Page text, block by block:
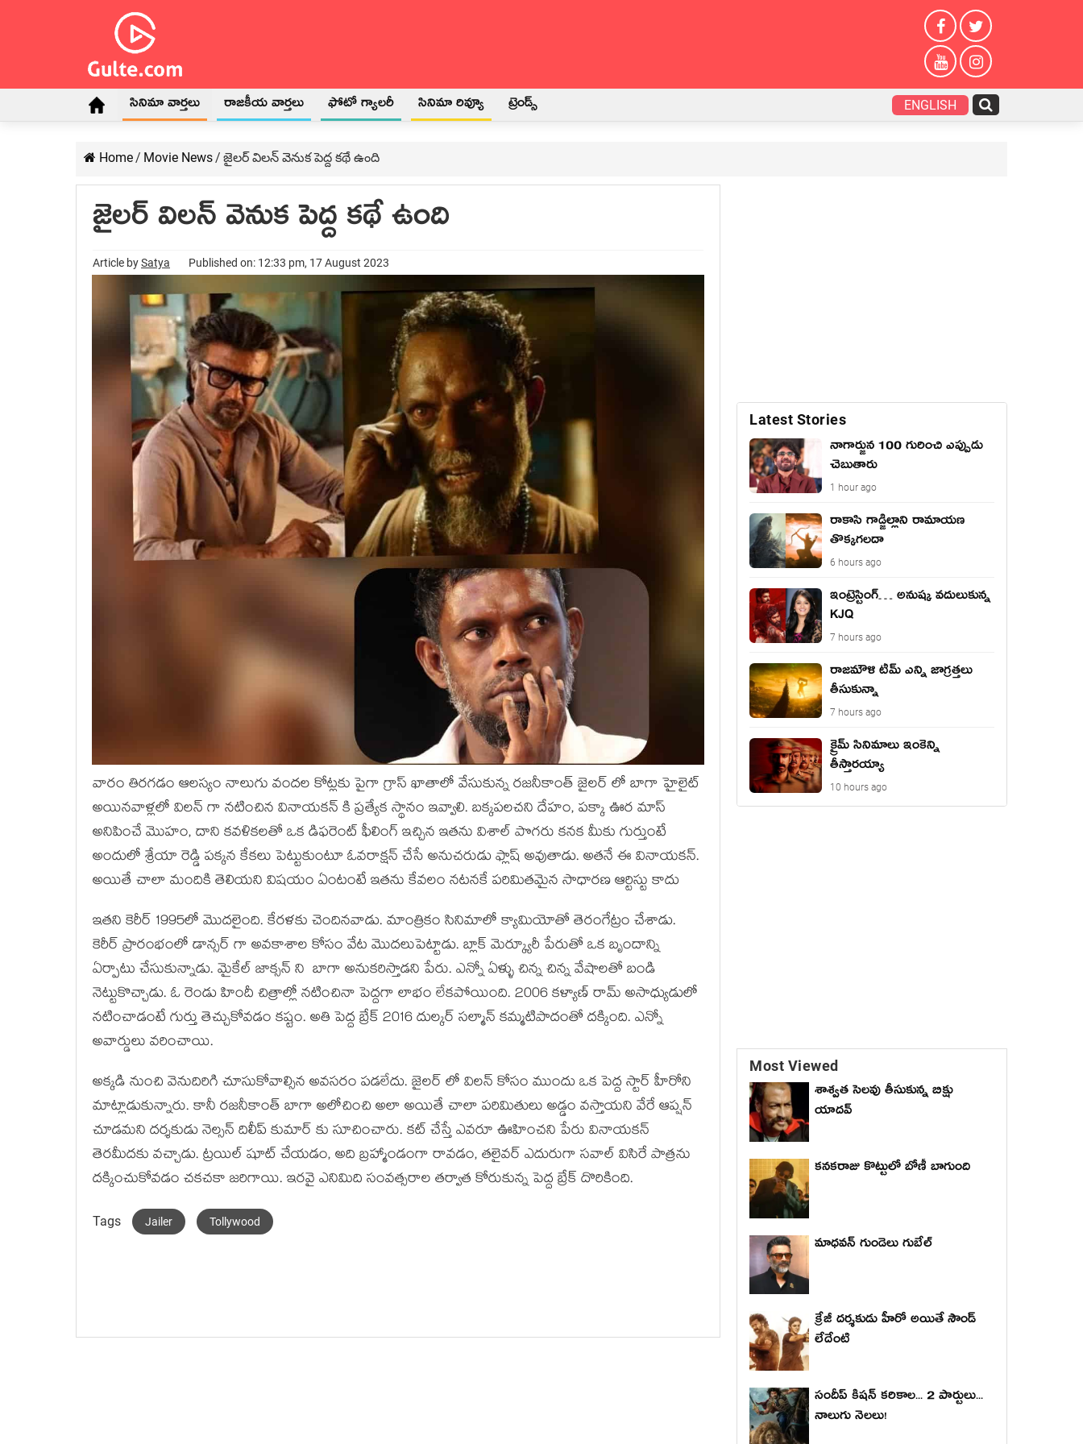
సినిమా వార్తలు రాజకీయ వార్తలు ఫోటో గ్యాలరీ సినిమా రివ్యూ ట్రెండ్స్ ENGLISH
Home/ Movie News/ జైలర్ విలన్ వెనుక పెద్ద కథే ఉంది
జైలర్ విలన్ వెనుక పెద్ద కథే ఉంది
Article bySatya Published on: 12:33 pm, 17 August 2023
వారం తిరగడం ఆలస్యం నాలుగు వందల కోట్లకు పైగా గ్రాస్ ఖాతాలో వేసుకున్న రజనీకాంత్ జైలర్ లో బాగా హైలైట్
అయినవాళ్లలో విలన్ గా నటించిన వినాయకన్ కి ప్రత్యేక స్థానం ఇవ్వాలి. బక్కపలచని దేహం, పక్కా ఊర మాస్
అనిపించే మొహం, దాని కవళికలతో ఒక డిఫరెంట్ ఫీలింగ్ ఇచ్చిన ఇతను విశాల్ పొగరు కనక మీకు గుర్తుంటే
అందులో శ్రేయా రెడ్డి పక్కన కేకలు పెట్టుకుంటూ ఓవరాక్షన్ చేసే అనుచరుడు ఫ్లాష్ అవుతాడు. అతనే ఈ వినాయకన్.
అయితే చాలా మందికి తెలియని విషయం ఏంటంటే ఇతను కేవలం నటనకే పరిమితమైన సాధారణ ఆర్టిస్టు కాదు
ఇతని కెరీర్ 1995లో మొదలైంది. కేరళకు చెందినవాడు. మాంత్రికం సినిమాలో క్యామియోతో తెరంగేట్రం చేశాడు.
కెరీర్ ప్రారంభంలో డాన్సర్ గా అవకాశాల కోసం వేట మొదలుపెట్టాడు. బ్లాక్ మెర్క్యూరీ పేరుతో ఒక బృందాన్ని
ఏర్పాటు చేసుకున్నాడు. మైకేల్ జాక్సన్ ని బాగా అనుకరిస్తాడని పేరు. ఎన్నో ఏళ్ళు చిన్న చిన్న వేషాలతో బండి
నెట్టుకొచ్చాడు. ఓ రెండు హిందీ చిత్రాల్లో నటించినా పెద్దగా లాభం లేకపోయింది. 2006 కళ్యాణ్ రామ్ అసాధ్యుడులో
నటించాడంటే గుర్తు తెచ్చుకోవడం కష్టం. అతి పెద్ద బ్రేక్ 2016 దుల్కర్ సల్మాన్ కమ్మటిపాదంతో దక్కింది. ఎన్నో
అవార్డులు వరించాయి.
అక్కడి నుంచి వెనుదిరిగి చూసుకోవాల్సిన అవసరం పడలేదు. జైలర్ లో విలన్ కోసం ముందు ఒక పెద్ద స్టార్ హీరోని
మాట్లాడుకున్నారు. కానీ రజనీకాంత్ బాగా అలోచించి అలా అయితే చాలా పరిమితులు అడ్డం వస్తాయని వేరే ఆప్షన్
చూడమని దర్శకుడు నెల్సన్ దిలీప్ కుమార్ కు సూచించారు. కట్ చేస్తే ఎవరూ ఊహించని పేరు వినాయకన్
తెరమీదకు వచ్చాడు. ట్రయిల్ షూట్ చేయడం, అది బ్రహ్మాండంగా రావడం, తలైవర్ ఎదురుగా సవాల్ విసిరే పాత్రను
దక్కించుకోవడం చకచకా జరిగాయి. ఇరవై ఎనిమిది సంవత్సరాల తర్వాత కోరుకున్న పెద్ద బ్రేక్ దొరికింది.
Tags Jailer Tollywood
Latest Stories
నాగార్జున 100 గురించి ఎప్పుడు
చెబుతారు
1 hour ago
రాకాసి గాడ్జిల్లాని రామాయణ
తొక్కగలదా
6 hours ago
ఇంట్రెస్టింగ్… అనుష్క వదులుకున్న
KJQ
7 hours ago
రాజమౌళి టీమ్ ఎన్ని జాగ్రత్తలు
తీసుకున్నా
7 hours ago
క్రైమ్ సినిమాలు ఇంకెన్ని
తీస్తారయ్యా
10 hours ago
Most Viewed
శాశ్వత సెలవు తీసుకున్న బిక్షు
యాదవ్
కనకరాజు కొట్టులో బోణీ బాగుంది
మాధ‌వ‌న్ గుండెలు గుబేల్‌
క్రేజీ దర్శకుడు హీరో అయితే సౌండ్
లేదేంటి
సందీప్ కిషన్ కరికాల... 2 పార్టులు...
నాలుగు నెలలు!